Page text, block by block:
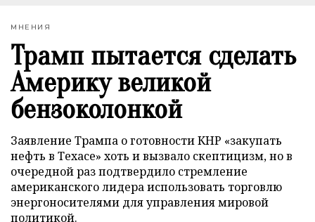
МНЕНИЯ
Трамп пытается сделать
Америку великой
бензоколонкой
Заявление Трампа о готовности КНР «закупать
нефть в Техасе» хоть и вызвало скептицизм, но в
очередной раз подтвердило стремление
американского лидера использовать торговлю
энергоносителями для управления мировой
политикой.